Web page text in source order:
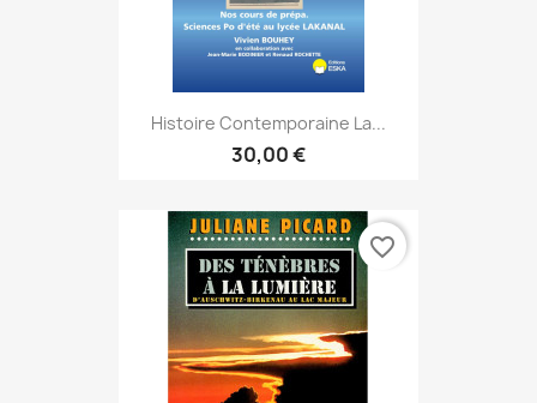
Histoire Contemporaine La...
30,00 €
favorite_border